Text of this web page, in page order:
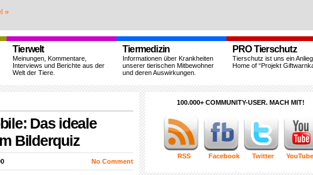
»
Tierwelt
Meinungen, Kommentare,
Interviews und Berichte aus der
Welt der Tiere.
Tiermedizin
Informationen über Krankheiten
unserer tierischen Mitbewohner
und deren Auswirkungen.
PRO Tierschutz
Tierschutz ist uns ein
Home of “Projekt
Das ideale
Bilderquiz
No Comment
100.000+ COMMUNITY-USER. MACH MIT!
RSS Facebook Twitter YouTube